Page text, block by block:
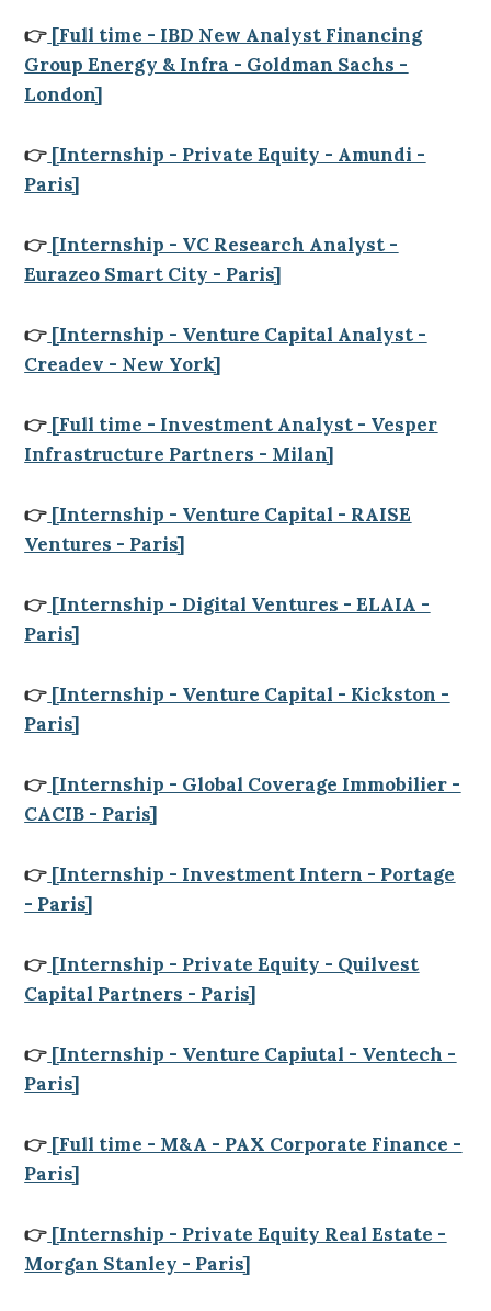
👉 [Full time - IBD New Analyst Financing
Group Energy & Infra - Goldman Sachs -
London]
👉 [Internship - Private Equity - Amundi -
Paris]
👉 [Internship - VC Research Analyst -
Eurazeo Smart City - Paris]
👉 [Internship - Venture Capital Analyst -
Creadev - New York]
👉 [Full time - Investment Analyst - Vesper
Infrastructure Partners - Milan]
👉 [Internship - Venture Capital - RAISE
Ventures - Paris]
👉 [Internship - Digital Ventures - ELAIA -
Paris]
👉 [Internship - Venture Capital - Kickston -
Paris]
👉 [Internship - Global Coverage Immobilier -
CACIB - Paris]
👉 [Internship - Investment Intern - Portage
- Paris]
👉 [Internship - Private Equity - Quilvest
Capital Partners - Paris]
👉 [Internship - Venture Capiutal - Ventech -
Paris]
👉 [Full time - M&A - PAX Corporate Finance -
Paris]
👉 [Internship - Private Equity Real Estate -
Morgan Stanley - Paris]